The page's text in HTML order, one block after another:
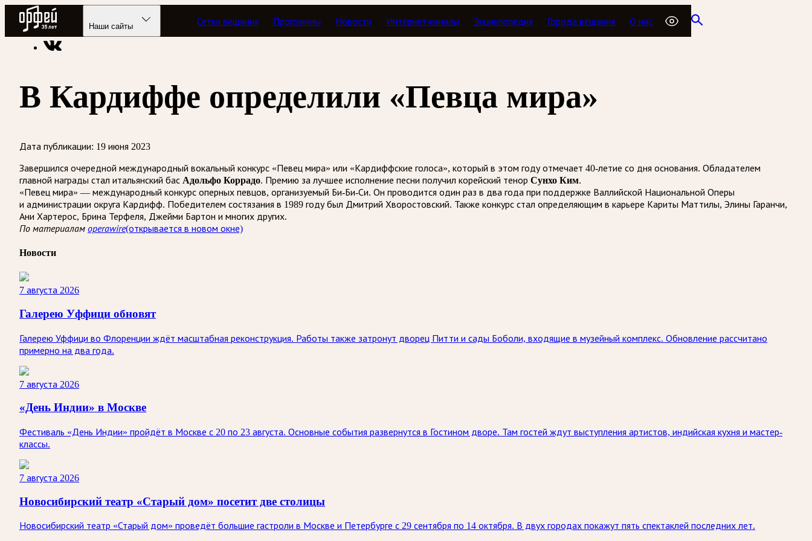
Радио Орфей
Наши сайты Сетка вещания Программы Новости Интернет-каналы Энциклопедия Города вещания О нас
Радио классической музыки «Орфей» Новости
В Кардиффе определили «Певца мира»
Дата публикации: 19 июня 2023
Завершился очередной международный вокальный конкурс «Певец мира» или «Кардиффские голоса», который в этом году отмечает 40-летие со дня основания. Обладателем
главной награды стал итальянский бас Адольфо Коррадо. Премию за лучшее исполнение песни получил корейский тенор Сунхо Ким.
«Певец мира» — международный конкурс оперных певцов, организуемый Би-Би-Си. Он проводится один раз в два года при поддержке Валлийской Национальной Оперы
и администрации округа Кардифф. Победителем состязания в 1989 году был Дмитрий Хворостовский. Также конкурс стал определяющим в карьере Кариты Маттилы, Элины Гаранчи,
Ани Хартерос, Брина Терфеля, Джейми Бартон и многих других.
По материалам operawire(открывается в новом окне)
Новости
7 августа 2026
Галерею Уффици обновят
Галерею Уффици во Флоренции ждёт масштабная реконструкция. Работы также затронут дворец Питти и сады Боболи, входящие в музейный комплекс. Обновление рассчитано
примерно на два года.
7 августа 2026
«День Индии» в Москве
Фестиваль «День Индии» пройдёт в Москве с 20 по 23 августа. Основные события развернутся в Гостином дворе. Там гостей ждут выступления артистов, индийская кухня и мастер-
классы.
7 августа 2026
Новосибирский театр «Старый дом» посетит две столицы
Новосибирский театр «Старый дом» проведёт большие гастроли в Москве и Петербурге с 29 сентября по 14 октября. В двух городах покажут пять спектаклей последних лет.